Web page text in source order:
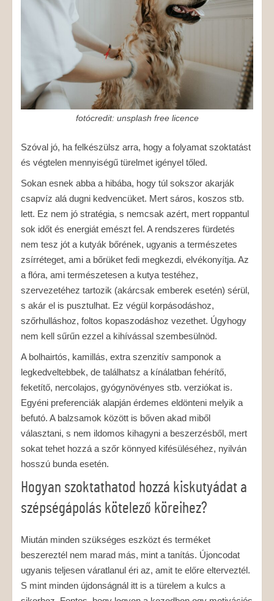
fotócredit: unsplash free licence
Szóval jó, ha felkészülsz arra, hogy a folyamat szoktatást
és végtelen mennyiségű türelmet igényel tőled.
Sokan esnek abba a hibába, hogy túl sokszor akarják
csapvíz alá dugni kedvencüket. Mert sáros, koszos stb.
lett. Ez nem jó stratégia, s nemcsak azért, mert roppantul
sok időt és energiát emészt fel. A rendszeres fürdetés
nem tesz jót a kutyák bőrének, ugyanis a természetes
zsírréteget, ami a bőrüket fedi megkezdi, elvékonyítja. Az
a flóra, ami természetesen a kutya testéhez,
szervezetéhez tartozik (akárcsak emberek esetén) sérül,
s akár el is pusztulhat. Ez végül korpásodáshoz,
szőrhulláshoz, foltos kopaszodáshoz vezethet. Úgyhogy
nem kell sűrűn ezzel a kihívással szembesülnöd.
A bolhairtós, kamillás, extra szenzitív samponok a
legkedveltebbek, de találhatsz a kínálatban fehérítő,
feketítő, nercolajos, gyógynövényes stb. verziókat is.
Egyéni preferenciák alapján érdemes eldönteni melyik a
befutó. A balzsamok között is bőven akad miből
választani, s nem ildomos kihagyni a beszerzésből, mert
sokat tehet hozzá a szőr könnyed kifésüléséhez, nyilván
hosszú bunda esetén.
Hogyan szoktathatod hozzá kiskutyádat a
szépségápolás kötelező köreihez?
Miután minden szükséges eszközt és terméket
beszereztél nem marad más, mint a tanítás. Újoncodat
ugyanis teljesen váratlanul éri az, amit te előre elterveztél.
S mint minden újdonságnál itt is a türelem a kulcs a